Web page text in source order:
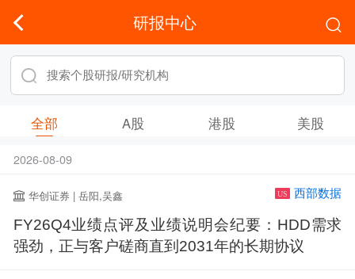
研报中心
全部 A股 港股 美股
2026-08-09
华创证券 | 岳阳,吴鑫 US 西部数据
FY26Q4业绩点评及业绩说明会纪要：HDD需求
强劲，正与客户磋商直到2031年的长期协议